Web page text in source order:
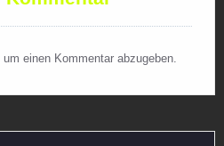
einen Kommentar abzugeben.